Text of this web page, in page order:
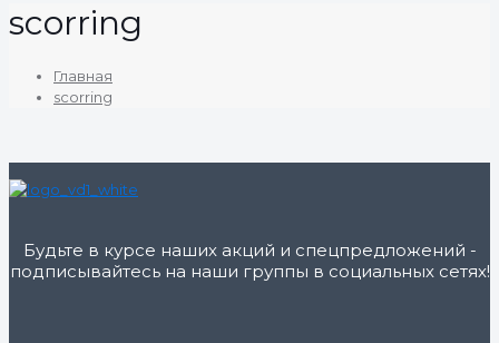
scorring
Главная
scorring
Будьте в курсе наших акций и спецпредложений -
подписывайтесь на наши группы в социальных сетях!